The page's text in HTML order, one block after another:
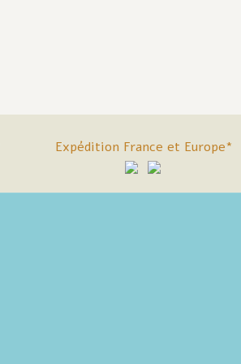
Expédition France et Europe*